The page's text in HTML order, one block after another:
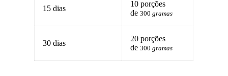
15 dias
10 porções
de300gramas
30 dias
20 porções
de300gramas